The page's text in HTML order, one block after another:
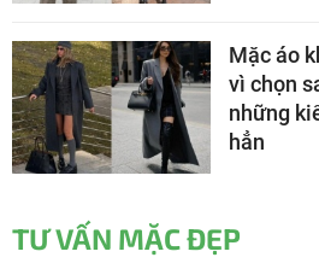
Mặc áo
vì chọn
những
hẳn
TƯ VẤN MẶC ĐẸP